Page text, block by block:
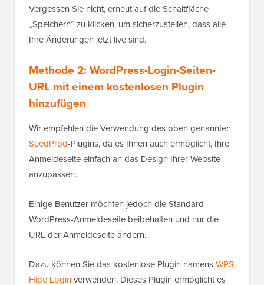
Vergessen Sie nicht, erneut auf die Schaltfläche
„Speichern“ zu klicken, um sicherzustellen, dass alle
Ihre Änderungen jetzt live sind.
Methode 2: WordPress-Login-Seiten-
URL mit einem kostenlosen Plugin
hinzufügen
Wir empfehlen die Verwendung des oben genannten
SeedProd-Plugins, da es Ihnen auch ermöglicht, Ihre
Anmeldeseite einfach an das Design Ihrer Website
anzupassen.
Einige Benutzer möchten jedoch die Standard-
WordPress-Anmeldeseite beibehalten und nur die
URL der Anmeldeseite ändern.
Dazu können Sie das kostenlose Plugin namensWPS
Hide Loginverwenden. Dieses Plugin ermöglicht es